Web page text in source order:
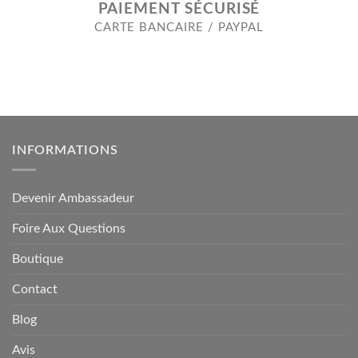
PAIEMENT SÉCURISÉ
CARTE BANCAIRE / PAYPAL
INFORMATIONS
Devenir Ambassadeur
Foire Aux Questions
Boutique
Contact
Blog
Avis